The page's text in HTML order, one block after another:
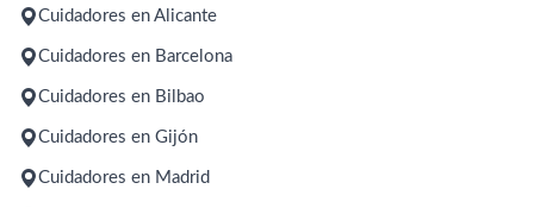
Cuidadores en Alicante
Cuidadores en Barcelona
Cuidadores en Bilbao
Cuidadores en Gijón
Cuidadores en Madrid